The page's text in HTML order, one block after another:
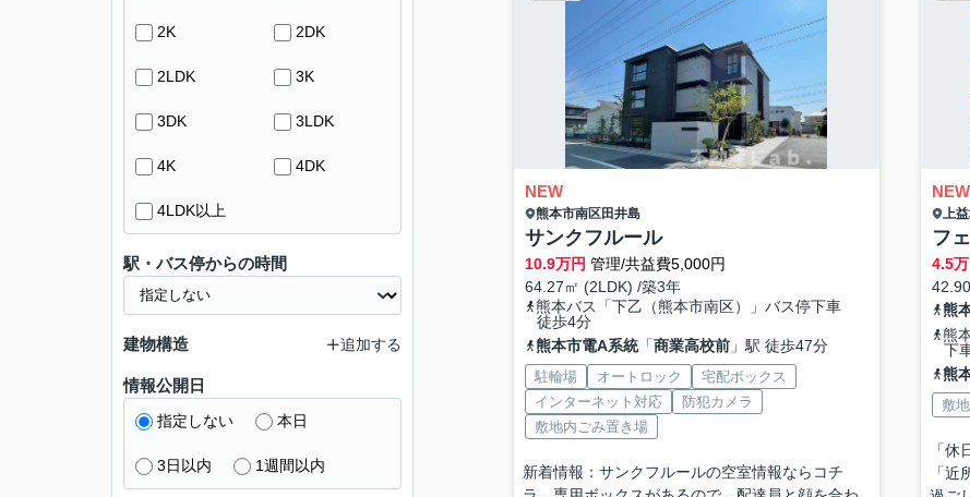
NEW
熊本市南区田井島
サンクフルール
10.9万円 管理/共益費5,000円
64.27㎡ (2LDK) /築3年
熊本バス「下乙（熊本市南区）」バス停下車
徒歩4分
熊本市電A系統「商業高校前」駅 徒歩47分
駐輪場 オートロック
宅配ボックス
インターネット対応
防犯カメラ
敷地内ごみ置き場
新着情報：サンクフルールの空室情報ならコチ
NEW
上
フ
4.5
熊
熊
下
熊
敷
「休
「
2K 2DK
2LDK 3K
3DK 3LDK
4K 4DK
4LDK以上
駅・バス停からの時間
建物構造 追加する
情報公開日
指定しない 本日
3日以内 1週間以内